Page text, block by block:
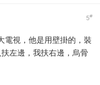
5#
電視，他是用壁掛的，裝
左邊，我扶右邊，烏骨